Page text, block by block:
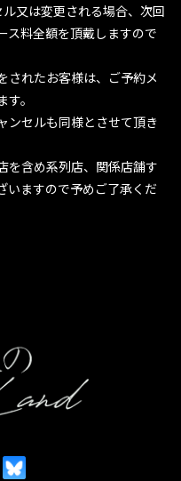
又は変更される場合、次回
ス料全額を頂戴しますので
されたお客様は、ご予約メ
。
ンセルも同様とさせて頂き
を含め系列店、関係店舗す
いますので予めご了承くだ